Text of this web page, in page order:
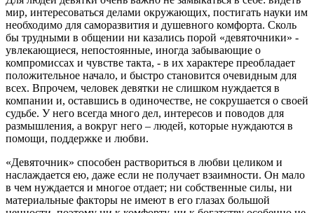
мир, интересоваться делами окружающих, постигать науки им
необходимо для саморазвития и душевного комфорта. Сколь
бы трудными в общении ни казались порой «девяточники» -
увлекающиеся, непостоянные, иногда забывающие о
компромиссах и чувстве такта, - в их характере преобладает
положительное начало, и быстро становится очевидным для
всех. Впрочем, человек девятки не слишком нуждается в
компании и, оставшись в одиночестве, не сокрушается о своей
судьбе. У него всегда много дел, интересов и поводов для
размышления, а вокруг него – людей, которые нуждаются в
помощи, поддержке и любви.
«Девяточник» способен раствориться в любви целиком и
наслаждается ею, даже если не получает взаимности. Он мало
в чем нуждается и многое отдает; ни собственные силы, ни
материальные факторы не имеют в его глазах большой